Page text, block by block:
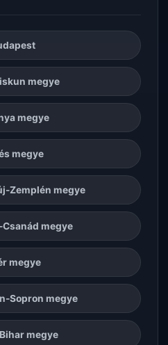
megye
megye
megye
Zemplén megye
megye
megye
Sopron megye
megye